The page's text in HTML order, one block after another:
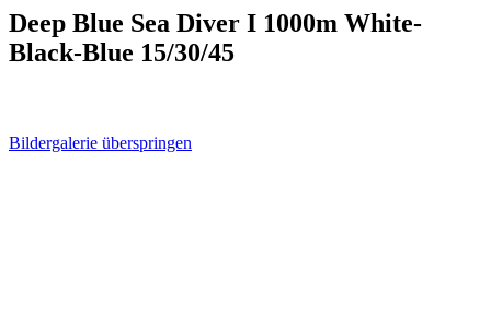
Deep Blue Sea Diver I 1000m White-
Black-Blue 15/30/45
Bildergalerie überspringen